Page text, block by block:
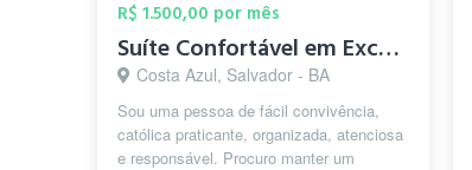
R$ 1.500,00 por mês
Suíte Confortável em Excelente Localizaç...
Costa Azul, Salvador - BA
Sou uma pessoa de fácil convivência,
católica praticante, organizada, atenciosa
e responsável. Procuro manter um